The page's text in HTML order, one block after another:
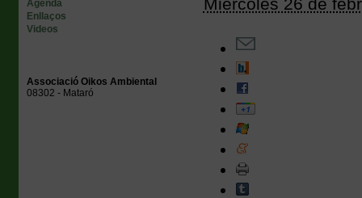
Agenda
Enllaços
Videos
Associació Oikos Ambiental
08302 - Mataró
Miércoles 26 de